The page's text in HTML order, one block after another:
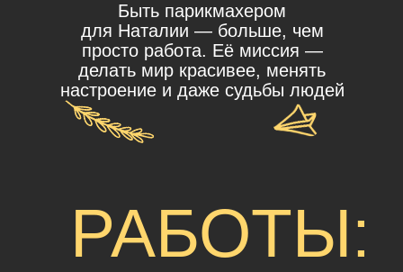
Быть парикмахером
для Наталии — больше, чем
просто работа. Её миссия —
делать мир красивее, менять
настроение и даже судьбы людей
РАБОТЫ: